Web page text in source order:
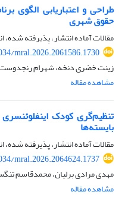
طراحی و اعتباریابی الگوی
حقوق شهری
مقالات آماده انتشار، پذیرفته شده،
mral.2026.2061586.1730
زینت خضری دنخه، شهرام
مشاهده مقاله
تنظیم‌گری کودک
بایسته‌ها
مقالات آماده انتشار، پذیرفته شده،
mral.2026.2064624.1737
مهدی مرادی برلیان، محمدقاسم
مشاهده مقاله